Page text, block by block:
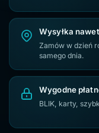
Zegarki damskie z
Zegarki damskie na
Zegarki męskie na
Zegarki damskie z
Wysyłka
Zamów w dzień
samego dnia.
Wygodne
BLIK, karty,